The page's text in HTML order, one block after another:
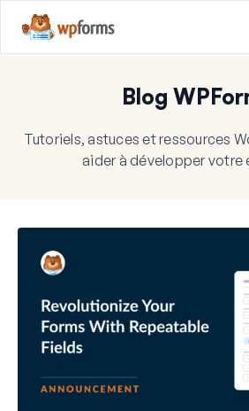
Blog
Tutoriels, astuces et ressources
aider à développer votre